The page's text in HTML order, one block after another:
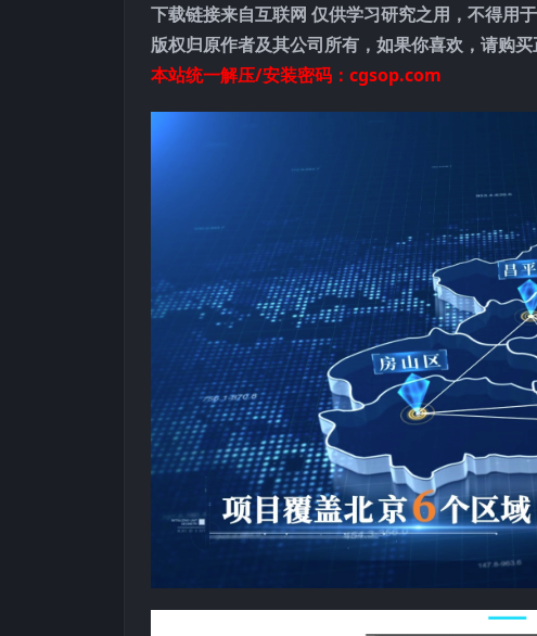
下载链接来自互联网 仅供学习研究之用，不得用
版权归原作者及其公司所有，如果你喜欢，请购买
本站统一解压/安装密码：cgsop.com